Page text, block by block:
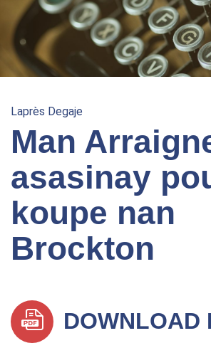
Laprès Degaje
Man
asasinay
koupe nan
Brockton
DOWNLOAD